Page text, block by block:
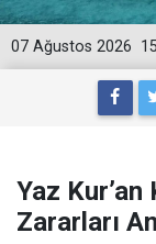
07 Ağustos 2026
Yaz Kur’an
Zararları